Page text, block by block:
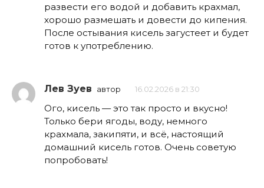
развести его водой и добавить крахмал,
хорошо размешать и довести до кипения.
После остывания кисель загустеет и будет
готов к употреблению.
Лев Зуев автор 16.02.2026 в 21:30
Ого, кисель — это так просто и вкусно!
Только бери ягоды, воду, немного
крахмала, закипяти, и всё, настоящий
домашний кисель готов. Очень советую
попробовать!